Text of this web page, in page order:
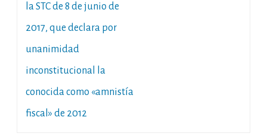
de
entradas
la STC de 8 de junio de
2017, que declara por
unanimidad
inconstitucional la
conocida como «amnistía
fiscal» de 2012